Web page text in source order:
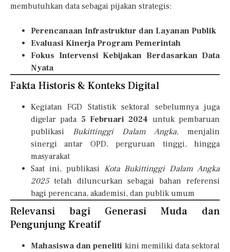
membutuhkan data sebagai pijakan strategis:
Perencanaan Infrastruktur dan Layanan Publik
Evaluasi Kinerja Program Pemerintah
Fokus Intervensi Kebijakan Berdasarkan Data
Nyata
Fakta Historis & Konteks Digital
Kegiatan FGD Statistik sektoral sebelumnya juga
digelar pada 5 Februari 2024 untuk pembaruan
publikasi Bukittinggi Dalam Angka, menjalin
sinergi antar OPD, perguruan tinggi, hingga
masyarakat
Saat ini, publikasi Kota Bukittinggi Dalam Angka
2025telah diluncurkan sebagai bahan referensi
bagi perencana, akademisi, dan publik umum
Relevansi bagi Generasi Muda dan
Pengunjung Kreatif
Mahasiswa dan peneliti kini memiliki data sektoral